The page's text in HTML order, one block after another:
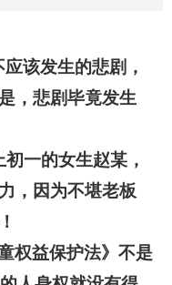
该发生的悲剧，
，悲剧毕竟发生
一的女生赵某，
，因为不堪老板
权益保护法》不是